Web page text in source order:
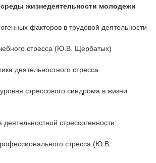
среды жизнедеятельности молодежи
факторов в трудовой деятельности
стресса (Ю.В. Щербатых)
деятельностного стресса
стрессового синдрома в жизни
стрессогенности
стресса (Ю.В.